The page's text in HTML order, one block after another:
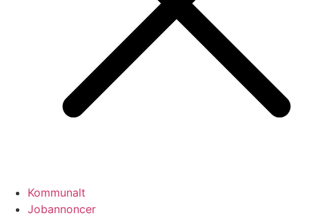
Kommunalt
Jobannoncer